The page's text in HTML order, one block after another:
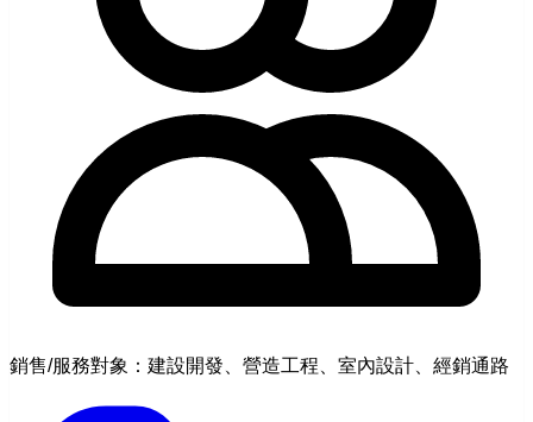
銷售/服務對象：建設開發、營造工程、室內設計、經銷通路